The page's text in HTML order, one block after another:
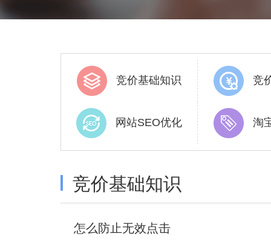
竞价基础知识 竞
网站SEO优化 淘
竞价基础知识
怎么防止无效点击